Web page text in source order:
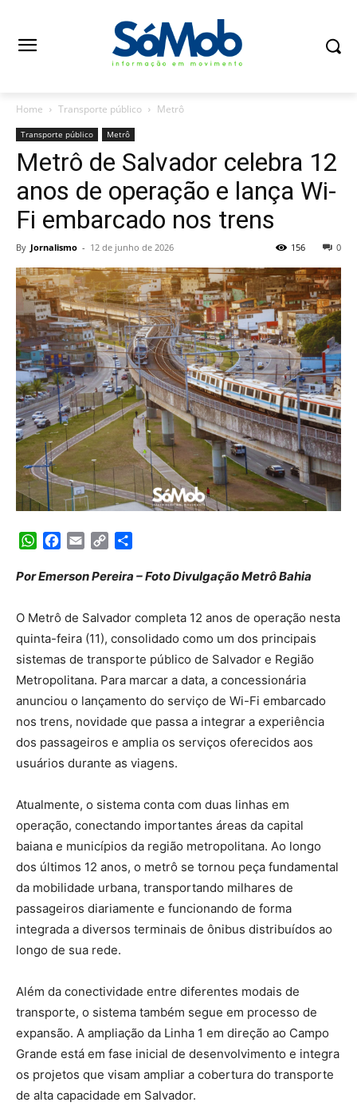
Home Transporte público Metrô
Transporte público Metrô
Metrô de Salvador celebra 12
anos de operação e lança Wi-
Fi embarcado nos trens
By Jornalismo - 12 de junho de 2026 0
156
WhatsApp
Facebook
Email Copy
Por Emerson Pereira – Foto Divulgação Metrô Bahia
O Metrô de Salvador completa 12 anos de operação nesta
quinta-feira (11), consolidado como um dos principais
sistemas de transporte público de Salvador e Região
Metropolitana. Para marcar a data, a concessionária
anunciou o lançamento do serviço de Wi-Fi embarcado
nos trens, novidade que passa a integrar a experiência
dos passageiros e amplia os serviços oferecidos aos
usuários durante as viagens.
Atualmente, o sistema conta com duas linhas em
operação, conectando importantes áreas da capital
baiana e municípios da região metropolitana. Ao longo
dos últimos 12 anos, o metrô se tornou peça fundamental
da mobilidade urbana, transportando milhares de
passageiros diariamente e funcionando de forma
integrada a diversos terminais de ônibus distribuídos ao
longo de sua rede.
Além da conectividade entre diferentes modais de
transporte, o sistema também segue em processo de
expansão. A ampliação da Linha 1 em direção ao Campo
Grande está em fase inicial de desenvolvimento e integra
os projetos que visam ampliar a cobertura do transporte
de alta capacidade em Salvador.